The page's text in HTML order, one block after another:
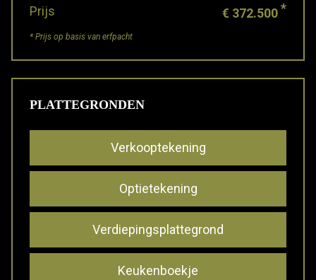
Prijs
€ 372.500*
* Prijs op basis van erfpacht
PLATTEGRONDEN
Verkooptekening
Optietekening
Verdiepingsplattegrond
Keukenboekje